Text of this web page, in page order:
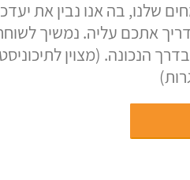
שלנו, בה אנו נבין את
אתכם עליה. נמשיך
הנכונה. (מצוין